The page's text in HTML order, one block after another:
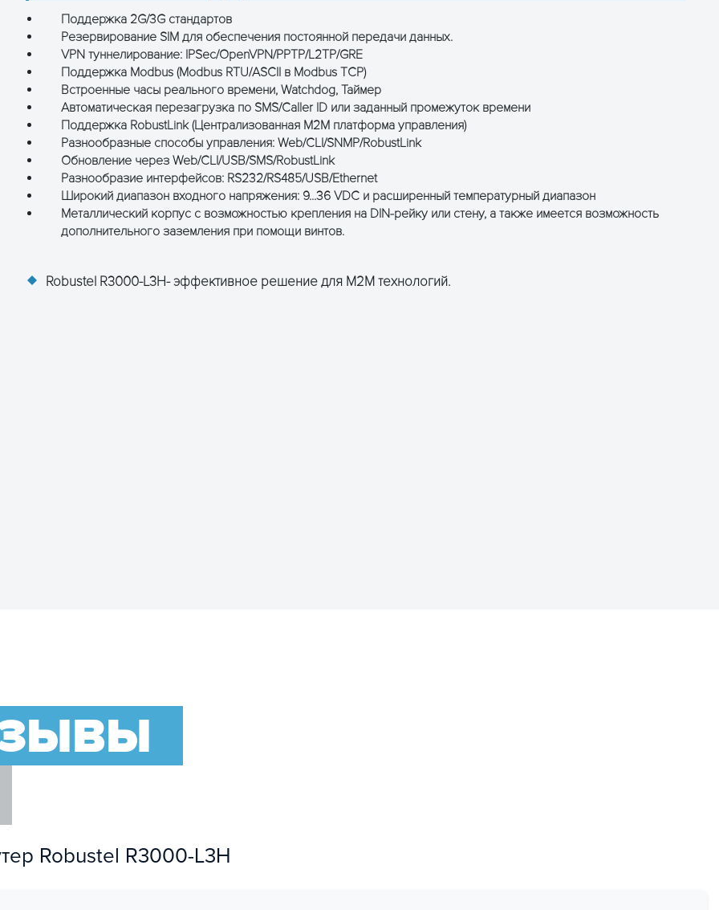
Поддержка 2G/3G стандартов
Резервирование SIM для обеспечения постоянной передачи данных.
VPN туннелирование: IPSec/OpenVPN/PPTP/L2TP/GRE
Поддержка Modbus (Modbus RTU/ASCII в Modbus TCP)
Встроенные часы реального времени, Watchdog, Таймер
Автоматическая перезагрузка по SMS/Caller ID или заданный промежуток времени
Поддержка RobustLink (Централизованная M2M платформа управления)
Разнообразные способы управления: Web/CLI/SNMP/RobustLink
Обновление через Web/CLI/USB/SMS/RobustLink
Разнообразие интерфейсов: RS232/RS485/USB/Ethernet
Широкий диапазон входного напряжения: 9...36 VDC и расширенный температурный диапазон
Металлический корпус с возможностью крепления на DIN-рейку или стену, а также имеется возможность
дополнительного заземления при помощи винтов.
Robustel R3000-L3H- эффективное решение для M2M технологий.
PPP, USR, 3xRSSI
(RTC), сторожевой таймер (watchdog),
с
TCP, UDP, DHCP, ICMP, NAT, DMZ, RIP v1/v2, OSPF,
ARP, QoS, SNTP, Telnet и др.
L2TP/GRE
фильтр, контроль доступа
v2/v3, SMS, RobustLink
сервер, UDP, Modbus RTU/ASCII↔Modbus TCP,
данных COM-порта)
клеммная колодка: 3.5мм
100 мA 12 В передача данных: 400 мA (в пике)
Robustel R3000-L3H